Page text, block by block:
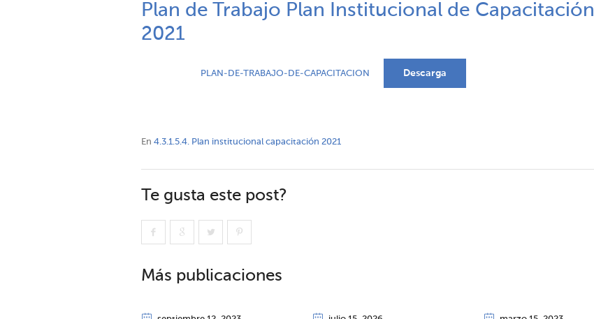
Plan de Trabajo Plan Institucional de Capacitación
2021
PLAN-DE-TRABAJO-DE-CAPACITACION Descarga
En 4.3.1.5.4. Plan institucional capacitación 2021
Te gusta este post?
Más publicaciones